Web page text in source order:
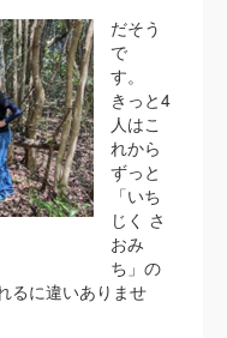
だそう
で
す。
きっと4
人はこ
れから
ずっと
「いち
じく さ
おみ
ち」の
るに違いありませ